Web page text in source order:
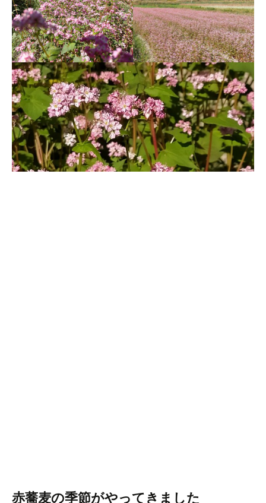
赤蕎麦の季節がやってきました